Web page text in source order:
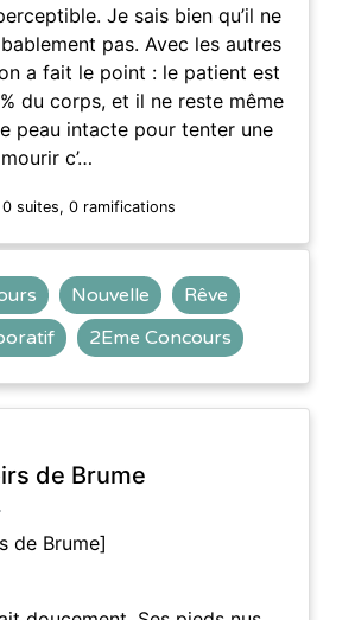
Je sais bien qu’il ne
pas. Avec les autres
a fait le point : le patient est
du corps, et il ne reste même
peau intacte pour tenter une
c’…
0 suites, 0 ramifications
Nouvelle
Rêve
2Eme Concours
de Brume
de Brume]